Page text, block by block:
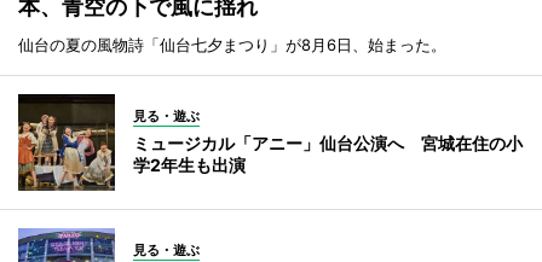
本、青空の下で風に揺れ
仙台の夏の風物詩「仙台七夕まつり」が8月6日、始まった。
見る・遊ぶ
ミュージカル「アニー」仙台公演へ 宮城在住の小
学2年生も出演
見る・遊ぶ